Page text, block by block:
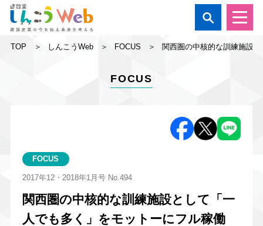

TOP しんこうWeb FOCUS 関西圏の中核的な訓練施設
FOCUS
FOCUS
2017年12・2018年1月号No.494
関西圏の中核的な訓練施設として「一
人でも多く」をモットーにフル稼働